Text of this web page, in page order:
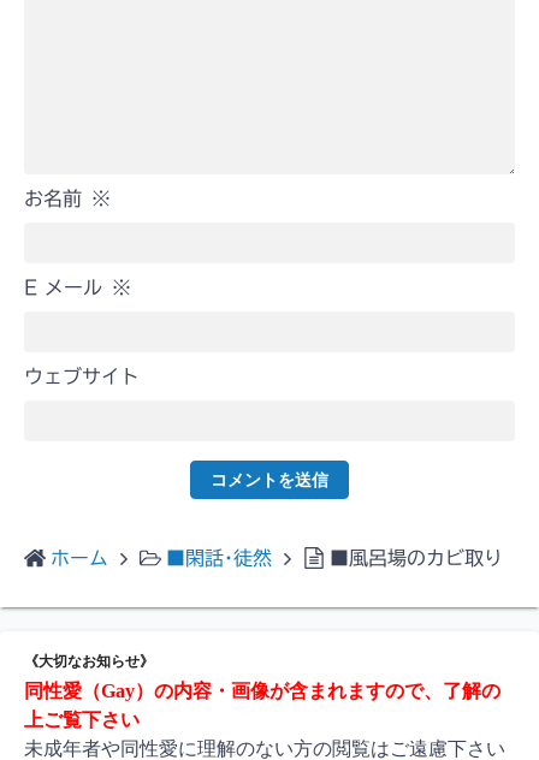
お名前 ※
E メール ※
ウェブサイト
ホーム ■閑話･徒然 ■風呂場のカビ取り
《大切なお知らせ》
同性愛（Gay）の内容・画像が含まれますので、了解の
上ご覧下さい
未成年者や同性愛に理解のない方の閲覧はご遠慮下さい